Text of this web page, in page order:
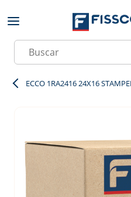
Skip to main content
Site Search
ECCO 1RA2416 24X16